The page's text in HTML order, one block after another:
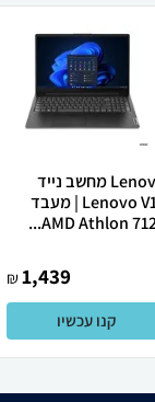
Lenovo מחשב נייד
Lenovo V15 | מעבד
AMD Athlon
1,439
₪
קנו עכשיו